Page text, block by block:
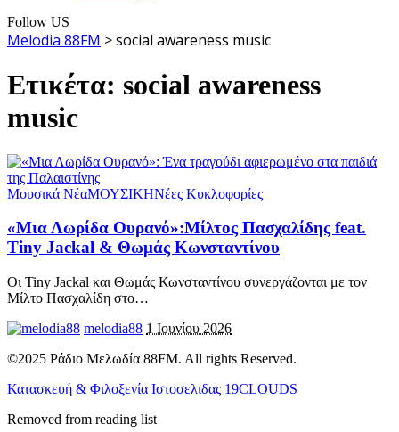
Follow US
Melodia 88FM >social awareness music
Ετικέτα: social awareness
music
Μουσικά ΝέαΜΟΥΣΙΚΗΝέες Κυκλοφορίες
«Μια Λωρίδα Ουρανό»:Μίλτος Πασχαλίδης feat.
Tiny Jackal & Θωμάς Κωνσταντίνου
Οι Tiny Jackal και Θωμάς Κωνσταντίνου συνεργάζονται με τον
Μίλτο Πασχαλίδη στο…
melodia88 1 Ιουνίου 2026
©2025 Ράδιο Μελωδία 88FM. All rights Reserved.
Κατασκευή & Φιλοξενία Ιστοσελιδας 19CLOUDS
Removed from reading list